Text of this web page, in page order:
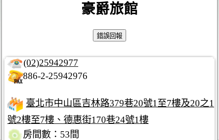
豪爵旅館
(02)25942977
886-2-25942976
臺北市中山區吉林路379巷20號1至7樓及20之1
號2樓至7樓、德惠街170巷24號1樓
房間數：53間